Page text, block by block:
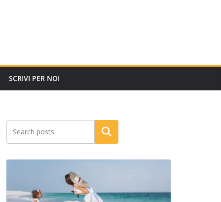
SCRIVI PER NOI
Cerca